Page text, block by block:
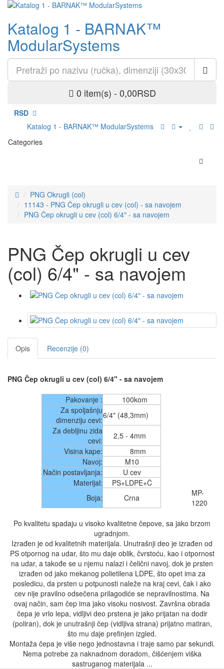
Katalog 1 - BARNAK™
ModularSystems
0 item(s) - 0,00RSD
RSD
Katalog 1 - BARNAK™ ModularSystems
Categories
PNG Okrugli (col)
11143 - PNG Čep okrugli u cev (col) - sa navojem
PNG Čep okrugli u cev (col) 6/4" - sa navojem
PNG Čep okrugli u cev
(col) 6/4" - sa navojem
Opis Recenzije (0)
PNG Čep okrugli u cev (col) 6/4" - sa navojem
Pakovanje : 100kom
Za spoljašnju
dimenziju cevi:6/4" (48,3mm)
Za debljinu zida
cevi:
2,5 - 4mm
Visina kape:
8mm
Navoj:
M10
Način postavljanja:
U cev
Materijal:
PS+LDPE+Č
Boja:
Crna
MP-
1220
Po kvalitetu spadaju u visoko kvalitetne čepove, sa jako brzom
ugradnjom.
Izrađen je od kvalitetnih materijala. Unutrašnji deo je izrađen od
PS otpornog na udar, što mu daje oblik, čvrstoću, kao i otpornost
na udar, a takođe se u njemu nalazi i čelični navoj, dok je prsten
izrađen od jako mekanog polietilena LDPE, što opet ima za
posledicu, da prsten u potpunosti naleže na kraj cevi, čak i ako
cev nije pravilno odsečena prilagodiće se nepravilnostima. Na
ovaj način, sam čep ima jako visoku nosivost. Završna obrada
čepa je vrlo lepa, vidljivi deo prstena je jako prijatan na dodir
(poliran), dok je unutrašnji čep (vidljiva strana) prijatno matiran,
što mu daje prefinjen izgled.
Montaža čepa je više nego jednostavna i traje samo par sekundi.
Nema potrebe za naknadnom doradom, čišćenjem viška
sastruganog materijala ...